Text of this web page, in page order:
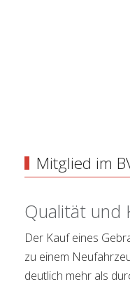
Mitglied im
Qualität und
Der Kauf eines
zu einem
deutlich mehr als